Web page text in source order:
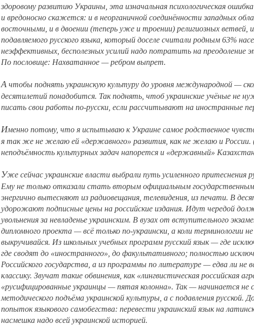
здоровому развитию Украины, эта изначальная психологическая
и вредоносно скажется: и в неорганичной соединённости западных
восточными, и в двоении (теперь уже и троении) религиозных ветвей, и
подавляемого русского языка, который доселе считали родным 63%
неэффективных, бесполезных усилий надо потратить на преодоление
По пословице: Нахватанное — ребром выпрет.
А чтобы поднять украинскую культуру до уровня международной — сколько ещё
десятилетий понадобится. Так поднять, чтоб украинские учёные не
писать свои работы по-русски, если рассчитывают на иностранные
Именно потому, что я испытываю к Украине самое родственное чувство, люблю её, —
я так же не желаю ей «державного» развития, как не желаю и
неподъёмность культурных задач напорется и «державный»
Уже сейчас украинские власти выбрали путь усиленного притеснения русского языка.
Ему не только отказали стать вторым официальным
энергично вытесняют из радиовещания, телевидения, из печати. В
удорожают подписные цены на российские издания. Идут чередой
увольнения за невладенье украинским. В вузах от вступительного
дипломного проекта — всё только по-украински, а коли терминологии
выкручивайся. Из школьных учебных программ русский язык — где
где сводят до «иностранного», до факультативного; полностью
Российского государства, а из программы по литературе — едва ли не
классику. Звучат такие обвинения, как «лингвистическая российская
«русифицированные украинцы — пятая колонна». Так — начинается не с
методического подъёма украинской культуры, а с подавления русской.
попыток языкового самобегства: перевести украинский язык на
насмешка надо всей украинской историей.